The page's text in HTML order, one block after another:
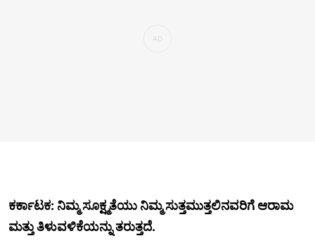
ಕರ್ಕಾಟಕ: ನಿಮ್ಮ ಸೂಕ್ಷ್ಮತೆಯು ನಿಮ್ಮ ಸುತ್ತಮುತ್ತಲಿನವರಿಗೆ ಆರಾಮ
ಮತ್ತು ತಿಳುವಳಿಕೆಯನ್ನು ತರುತ್ತದೆ.